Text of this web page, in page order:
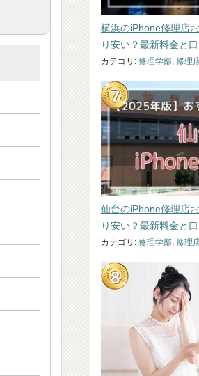
横浜のiPhone修理店
り安い？最新料金と
カテゴリ: 修理学部 修理
仙台のiPhone修理店
り安い？最新料金と
カテゴリ: 修理学部 修理